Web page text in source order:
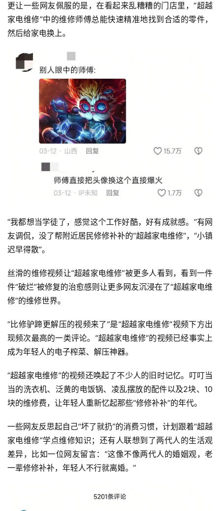
更让一些网友佩服的是，在看起来乱糟糟的门店里，“超越
家电维修”中的维修师傅总能快速精准地找到合适的零件，
然后给家电换上。
“我都想当学徒了，感觉这个工作好酷，好有成就感。”有网
友调侃，没了帮附近居民修修补补的“超越家电维修”，“小镇
迟早得散”。
丝滑的维修视频让“超越家电维修”被更多人看到，看到一件
件“破烂”被修复的治愈感则让更多网友沉浸在了“超越家电维
修”的维修世界。
“比修驴蹄更解压的视频来了”是“超越家电维修”视频下方出
现频次最高的一类评论。“超越家电维修”的视频已经事实上
成为年轻人的电子榨菜、解压神器。
“超越家电维修”的视频还唤起了不少人的旧时记忆。叮叮当
当的洗衣机、泛黄的电饭锅、凌乱摆放的配件以及2块、10
块的维修费，让年轻人重新忆起那些“修修补补”的年代。
一些网友反思起自己“坏了就扔”的消费习惯，计划跟着“超越
家电维修”学点维修知识；还有人联想到了两代人的生活观
差异，比如一位网友留言：“这像不像两代人的婚姻观，老
一辈修修补补，年轻人不行就离婚。”